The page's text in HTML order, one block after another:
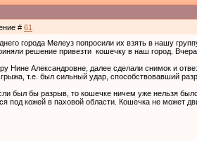
# 61
города Мелеуз попросили их взять в нашу
решение привезти кошечку в наш город.
Нине Александровне, далее сделали снимок и
т.е. был сильный удар, способствовавший
был бы разрыв, то кошечке ничем уже нельзя
под кожей в паховой области. Кошечка не может